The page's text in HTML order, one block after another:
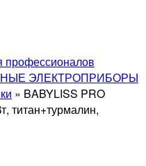
профессионалов
ЭЛЕКТРОПРИБОРЫ
» BABYLISS PRO
титан+турмалин,